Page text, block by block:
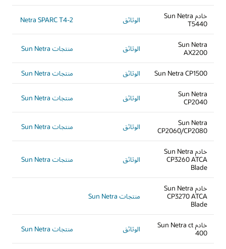
خادم Sun Netra
T5440
الوثائق Netra SPARC T4-2
Sun Netra
AX2200
الوثائق منتجات Sun Netra
Sun Netra CP1500 الوثائق منتجات Sun Netra
Sun Netra
CP2040
الوثائق منتجات Sun Netra
Sun Netra
CP2060/CP2080
الوثائق منتجات Sun Netra
خادم Sun Netra
CP3260 ATCA
Blade
الوثائق منتجات Sun Netra
خادم Sun Netra
CP3270 ATCA
Blade
منتجات Sun Netra
خادم Sun Netra ct
400
الوثائق منتجات Sun Netra